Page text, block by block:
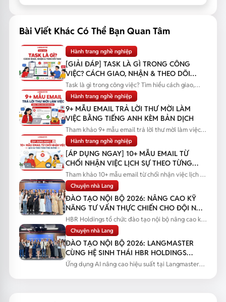
Bài Viết Khác Có Thể Bạn Quan Tâm
Hành trang nghề nghiệp
[GIẢI ĐÁP] TASK LÀ GÌ TRONG CÔNG
VIỆC? CÁCH GIAO, NHẬN & THEO DÕI
TASK
Task là gì trong công việc? Tìm hiểu cách giao,
nhận và theo dõi task...
Hành trang nghề nghiệp
9+ MẪU EMAIL TRẢ LỜI THƯ MỜI LÀM
VIỆC BẰNG TIẾNG ANH KÈM BẢN DỊCH
Tham khảo 9+ mẫu email trả lời thư mời làm việc
bằng tiếng Anh kèm bản...
Hành trang nghề nghiệp
[ÁP DỤNG NGAY] 10+ MẪU EMAIL TỪ
CHỐI NHẬN VIỆC LỊCH SỰ THEO TỪNG
TÌNH HUỐNG
Tham khảo 10+ mẫu email từ chối nhận việc lịch sự
theo từng tình huống...
Chuyện nhà Lang
ĐÀO TẠO NỘI BỘ 2026: NÂNG CAO KỸ
NĂNG TƯ VẤN THỰC CHIẾN CHO ĐỘI NGŨ
SALES
HBR Holdings tổ chức đào tạo nội bộ nâng cao kỹ
năng tư vấn thực chiến...
Chuyện nhà Lang
ĐÀO TẠO NỘI BỘ 2026: LANGMASTER
CÙNG HỆ SINH THÁI HBR HOLDINGS
NÂNG CAO NĂNG LỰC ỨNG DỤNG AI
Ứng dụng AI nâng cao hiệu suất tại Langmaster